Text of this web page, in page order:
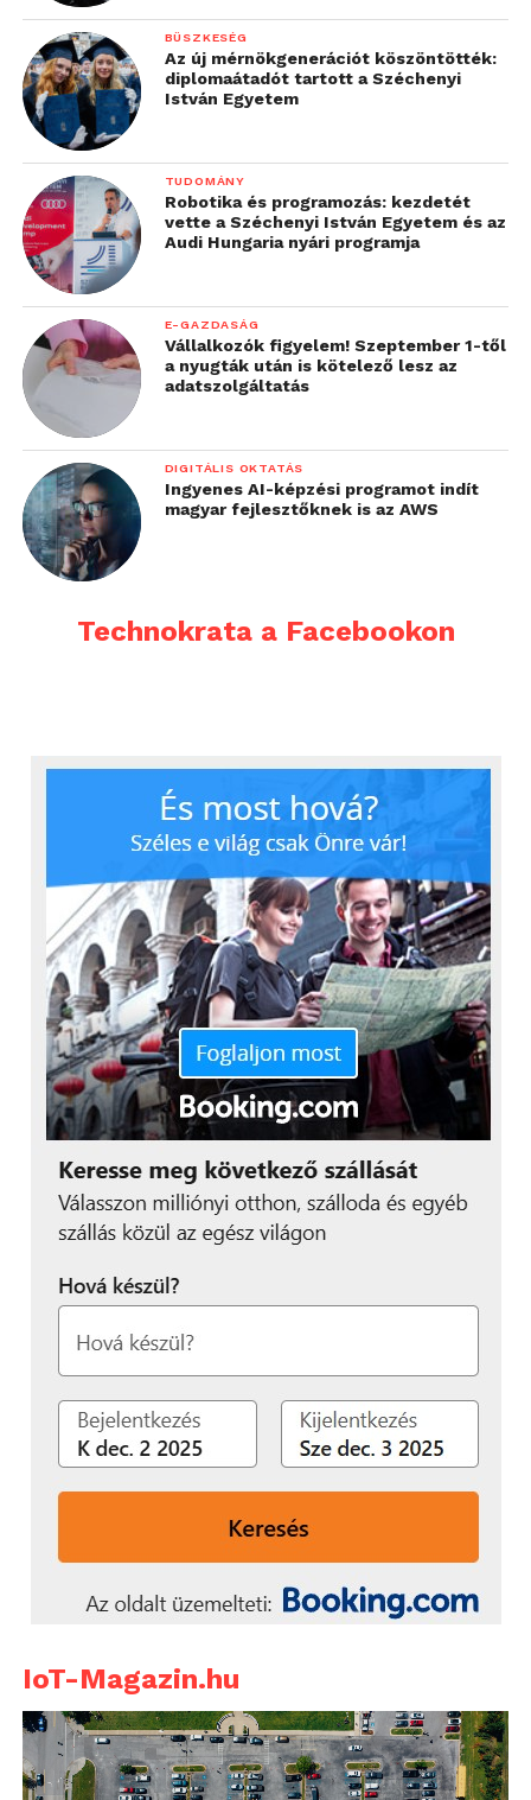
BÜSZKESÉG
Az új mérnökgenerációt köszöntötték:
diplomaátadót tartott a Széchenyi
István Egyetem
TUDOMÁNY
Robotika és programozás: kezdetét
vette a Széchenyi István Egyetem és az
Audi Hungaria nyári programja
E-GAZDASÁG
Vállalkozók figyelem! Szeptember 1-től
a nyugták után is kötelező lesz az
adatszolgáltatás
DIGITÁLIS OKTATÁS
Ingyenes AI-képzési programot indít
magyar fejlesztőknek is az AWS
Technokrata a Facebookon
IoT-Magazin.hu